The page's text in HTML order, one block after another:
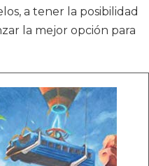
a tener la posibilidad
la mejor opción para